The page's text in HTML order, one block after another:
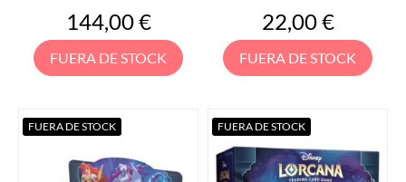
Precio
144,00 €
FUERA DE STOCK
Precio
22,00 €
FUERA DE STOCK
FUERA DE STOCK FUERA DE STOCK